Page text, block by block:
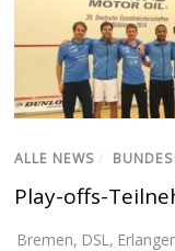
ALLE NEWS /
Play-offs-
Bremen, DSL,